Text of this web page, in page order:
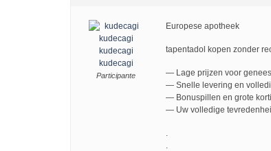
kudecagi
kudecagi
Participante
Europese apotheek
tapentadol kopen zonder
— Lage prijzen voor
— Snelle levering en
— Bonuspillen en grote
— Uw volledige
.
.